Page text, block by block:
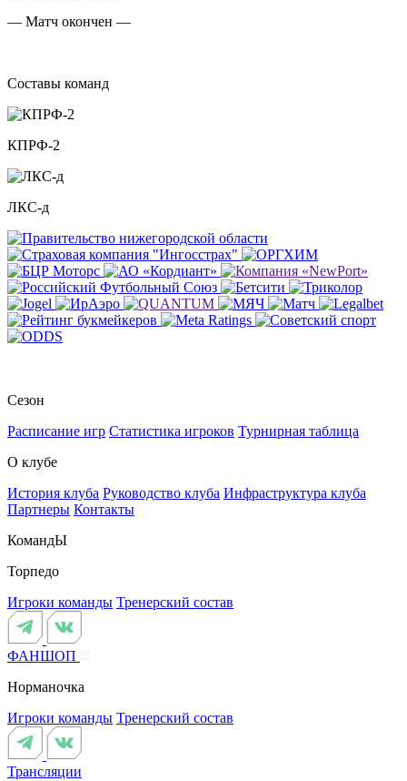
— Матч окончен —
Составы команд
КПРФ-2
ЛКС-д
Сезон
Расписание игр Статистика игроков Турнирная таблица
О клубе
История клуба Руководство клуба Инфраструктура клуба
Партнеры Контакты
КомандЫ
Торпедо
Игроки команды Тренерский состав
ФАНШОП
Норманочка
Игроки команды Тренерский состав
Трансляции